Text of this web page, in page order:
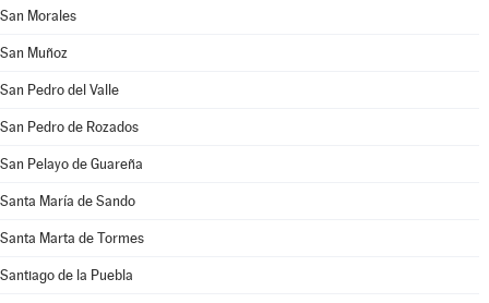
San Morales
San Muñoz
San Pedro del Valle
San Pedro de Rozados
San Pelayo de Guareña
Santa María de Sando
Santa Marta de Tormes
Santiago de la Puebla